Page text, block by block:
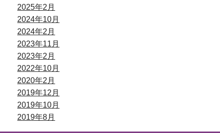
2025年2月
2024年10月
2024年2月
2023年11月
2023年2月
2022年10月
2020年2月
2019年12月
2019年10月
2019年8月